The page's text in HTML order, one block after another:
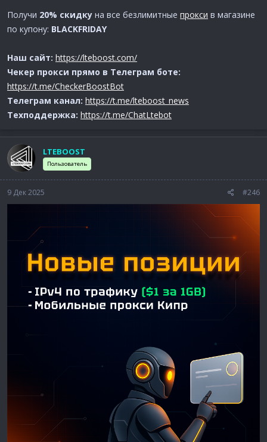
Получи 20% скидку на все безлимитные прокси в магазине
по купону: BLACKFRIDAY
Наш сайт: https://lteboost.com/
Чекер прокси прямо в Телеграм боте:
https://t.me/CheckerBoostBot
Телеграм канал: https://t.me/lteboost_news
Техподдержка: https://t.me/ChatLtebot
LTEBOOST
Пользователь
9 Дек 2025 #246